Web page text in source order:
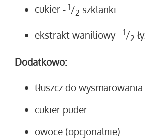
cukier - 1/2 szklanki
ekstrakt waniliowy- 1/2
Dodatkowo:
tłuszcz do
cukier puder
owoce (opcjonalnie)